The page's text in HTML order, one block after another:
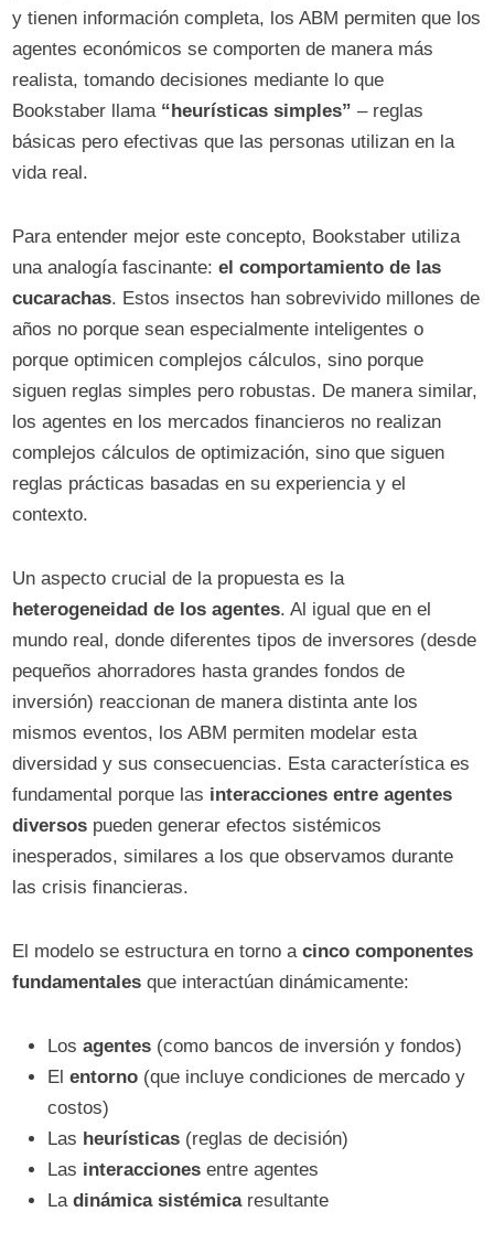
y tienen información completa, los ABM permiten que los
agentes económicos se comporten de manera más
realista, tomando decisiones mediante lo que
Bookstaber llama “heurísticas simples” – reglas
básicas pero efectivas que las personas utilizan en la
vida real.
Para entender mejor este concepto, Bookstaber utiliza
una analogía fascinante:el comportamiento de las
cucarachas. Estos insectos han sobrevivido millones de
años no porque sean especialmente inteligentes o
porque optimicen complejos cálculos, sino porque
siguen reglas simples pero robustas. De manera similar,
los agentes en los mercados financieros no realizan
complejos cálculos de optimización, sino que siguen
reglas prácticas basadas en su experiencia y el
contexto.
Un aspecto crucial de la propuesta es la
heterogeneidad de los agentes. Al igual que en el
mundo real, donde diferentes tipos de inversores (desde
pequeños ahorradores hasta grandes fondos de
inversión) reaccionan de manera distinta ante los
mismos eventos, los ABM permiten modelar esta
diversidad y sus consecuencias. Esta característica es
fundamental porque las interacciones entre agentes
diversos pueden generar efectos sistémicos
inesperados, similares a los que observamos durante
las crisis financieras.
El modelo se estructura en torno acinco componentes
fundamentales que interactúan dinámicamente:
Losagentes (como bancos de inversión y fondos)
Elentorno (que incluye condiciones de mercado y
costos)
Las heurísticas (reglas de decisión)
Las interacciones entre agentes
Ladinámica sistémicaresultante